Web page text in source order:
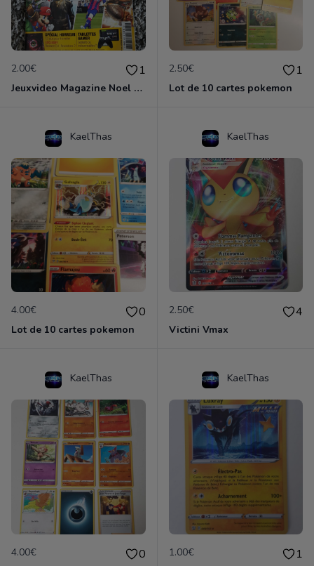
2.00€ 1
Jeuxvideo Magazine Noel 2014
2.50€ 1
Lot de 10 cartes pokemon
KaelThas
4.00€ 0
Lot de 10 cartes pokemon
KaelThas
2.50€ 4
Victini Vmax
KaelThas
4.00€ 0
KaelThas
1.00€ 1